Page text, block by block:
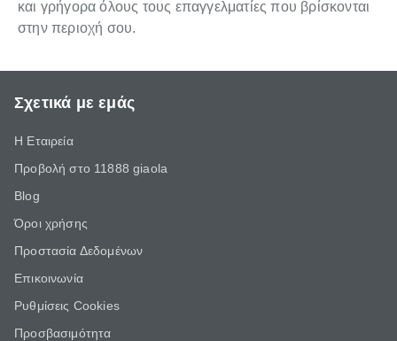
και γρήγορα όλους τους επαγγελματίες που βρίσκονται
στην περιοχή σου.
Σχετικά με εμάς
Η Εταιρεία
Προβολή στο 11888 giaola
Blog
Όροι χρήσης
Προστασία Δεδομένων
Επικοινωνία
Ρυθμίσεις Cookies
Προσβασιμότητα